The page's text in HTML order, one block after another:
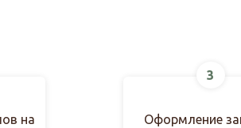
на
3
Оформление